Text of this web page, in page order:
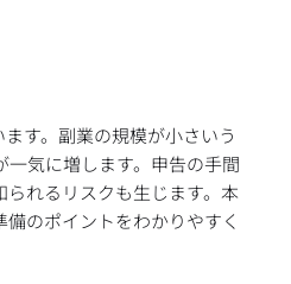
す。副業の規模が小さいう
気に増します。申告の手間
れるリスクも生じます。本
のポイントをわかりやすく